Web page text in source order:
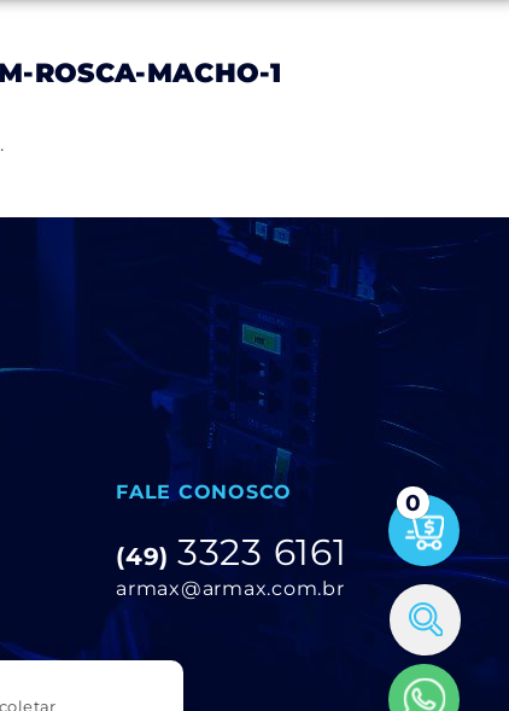
ROSCA-MACHO-1
0
FALE CONOSCO
(49) 3323 6161
armax@armax.com.br